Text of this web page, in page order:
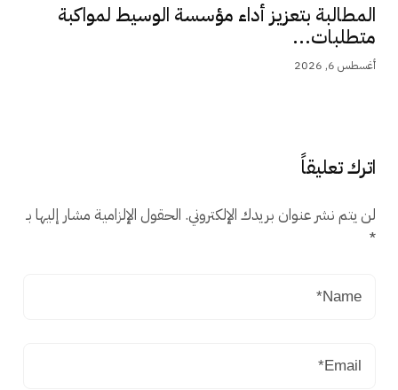
المطالبة بتعزيز أداء مؤسسة الوسيط لمواكبة
متطلبات...
أغسطس 6, 2026
اترك تعليقاً
لن يتم نشر عنوان بريدك الإلكتروني. الحقول الإلزامية مشار إليها بـ
*